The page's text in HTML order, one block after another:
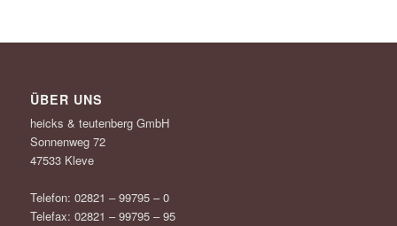
ÜBER UNS
heicks & teutenberg GmbH
Sonnenweg 72
47533 Kleve
Telefon: 02821 – 99795 – 0
Telefax: 02821 – 99795 – 95